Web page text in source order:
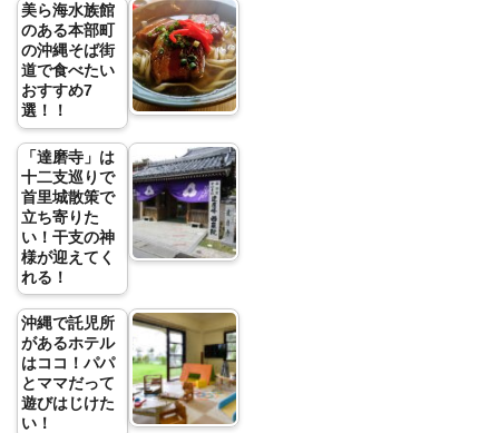
美ら海水族館
のある本部町
の沖縄そば街
道で食べたい
おすすめ7
選！！
「達磨寺」は
十二支巡りで
首里城散策で
立ち寄りた
い！干支の神
様が迎えてく
れる！
沖縄で託児所
があるホテル
はココ！パパ
とママだって
遊びはじけた
い！